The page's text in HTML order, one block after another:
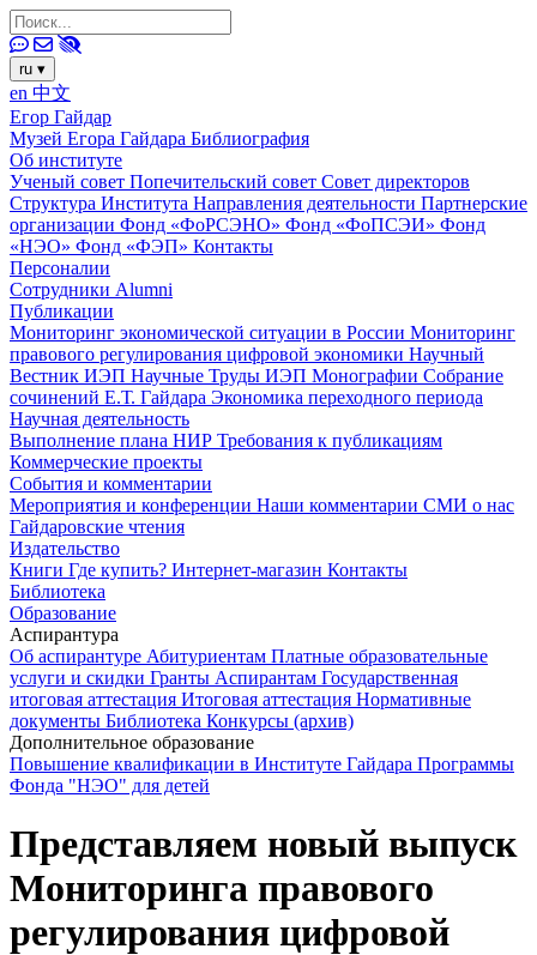
ru ▾
en 中文
Егор Гайдар
Музей Егора Гайдара Библиография
Об институте
Ученый совет Попечительский совет Совет директоров
Структура Института Направления деятельности Партнерские
организации Фонд «ФоРСЭНО» Фонд «ФоПСЭИ» Фонд
«НЭО» Фонд «ФЭП» Контакты
Персоналии
Сотрудники Alumni
Публикации
Мониторинг экономической ситуации в России Мониторинг
правового регулирования цифровой экономики Научный
Вестник ИЭП Научные Труды ИЭП Монографии Собрание
сочинений Е.Т. Гайдара Экономика переходного периода
Научная деятельность
Выполнение плана НИР Требования к публикациям
Коммерческие проекты
События и комментарии
Мероприятия и конференции Наши комментарии СМИ о нас
Гайдаровские чтения
Издательство
Книги Где купить? Интернет-магазин Контакты
Библиотека
Образование
Аспирантура
Об аспирантуре Абитуриентам Платные образовательные
услуги и скидки Гранты Аспирантам Государственная
итоговая аттестация Итоговая аттестация Нормативные
документы Библиотека Конкурсы (архив)
Дополнительное образование
Повышение квалификации в Институте Гайдара Программы
Фонда "НЭО" для детей
Представляем новый выпуск
Мониторинга правового
регулирования цифровой